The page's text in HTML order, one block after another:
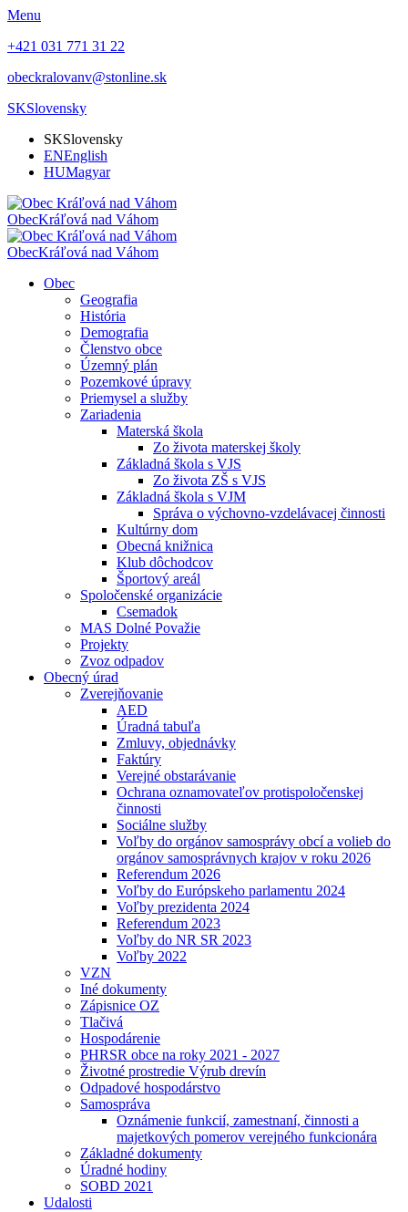
Menu
+421 031 771 31 22
obeckralovanv@stonline.sk
SKSlovensky
SKSlovensky
ENEnglish
HUMagyar
ObecKráľová nad Váhom
ObecKráľová nad Váhom
Obec
Geografia
História
Demografia
Členstvo obce
Územný plán
Pozemkové úpravy
Priemysel a služby
Zariadenia
Materská škola
Zo života materskej školy
Základná škola s VJS
Zo života ZŠ s VJS
Základná škola s VJM
Správa o výchovno-vzdelávacej činnosti
Kultúrny dom
Obecná knižnica
Klub dôchodcov
Športový areál
Spoločenské organizácie
Csemadok
MAS Dolné Považie
Projekty
Zvoz odpadov
Obecný úrad
Zverejňovanie
AED
Úradná tabuľa
Zmluvy, objednávky
Faktúry
Verejné obstarávanie
Ochrana oznamovateľov protispoločenskej
činnosti
Sociálne služby
Voľby do orgánov samosprávy obcí a volieb do
orgánov samosprávnych krajov v roku 2026
Referendum 2026
Voľby do Európskeho parlamentu 2024
Voľby prezidenta 2024
Referendum 2023
Voľby do NR SR 2023
Voľby 2022
VZN
Iné dokumenty
Zápisnice OZ
Tlačivá
Hospodárenie
PHRSR obce na roky 2021 - 2027
Životné prostredie Výrub drevín
Odpadové hospodárstvo
Samospráva
Oznámenie funkcií, zamestnaní, činnosti a
majetkových pomerov verejného funkcionára
Základné dokumenty
Úradné hodiny
SOBD 2021
Udalosti